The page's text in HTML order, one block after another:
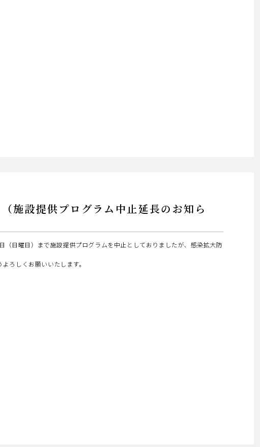
供プログラム中止延長のお知ら
日曜日）まで施設提供プログラムを中止としておりましたが、感染拡大防
ろしくお願いいたします。